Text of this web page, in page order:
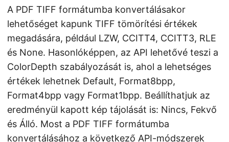
A PDF TIFF formátumba konvertálásakor
lehetőséget kapunk TIFF tömörítési értékek
megadására, például LZW, CCITT4, CCITT3, RLE
és None. Hasonlóképpen, az API lehetővé teszi a
ColorDepth szabályozását is, ahol a lehetséges
értékek lehetnek Default, Format8bpp,
Format4bpp vagy Format1bpp. Beállíthatjuk az
eredményül kapott kép tájolását is: Nincs, Fekvő
és Álló. Most a PDF TIFF formátumba
konvertálásához a következő API-módszerek